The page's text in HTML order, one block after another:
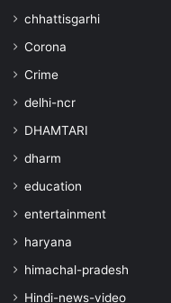
chhattisgarhi
Corona
Crime
delhi-ncr
DHAMTARI
dharm
education
entertainment
haryana
himachal-pradesh
Hindi-news-video